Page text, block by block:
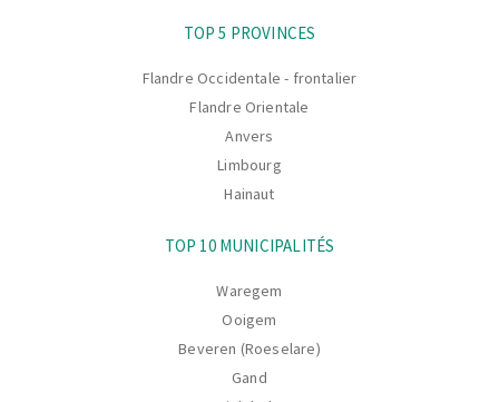
TOP 5 PROVINCES
Flandre Occidentale - frontalier
Flandre Orientale
Anvers
Limbourg
Hainaut
TOP 10 MUNICIPALITÉS
Waregem
Ooigem
Beveren (Roeselare)
Gand